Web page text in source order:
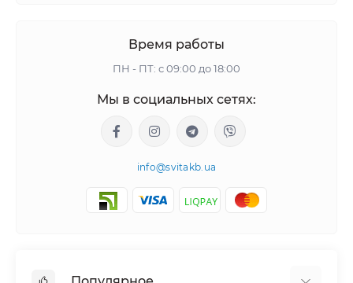
Время работы
ПН - ПТ: с 09:00 до 18:00
Мы в социальных сетях:
info@svitakb.ua